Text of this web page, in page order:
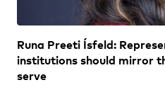
Runa Preeti Ísfeld:
institutions should mirror
serve